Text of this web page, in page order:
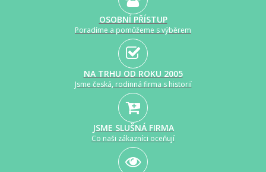
OSOBNÍ PŘÍSTUP
Poradíme a pomůžeme s výběrem
NA TRHU OD ROKU 2005
Jsme česká, rodinná firma s historií
JSME SLUŠNÁ FIRMA
Co naši zákazníci oceňují